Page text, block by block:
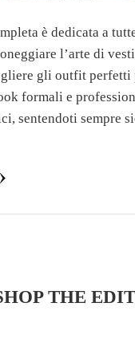
è dedicata a
l’arte di
gli outfit perfetti
formali e
sentendoti sempre
THE EDIT